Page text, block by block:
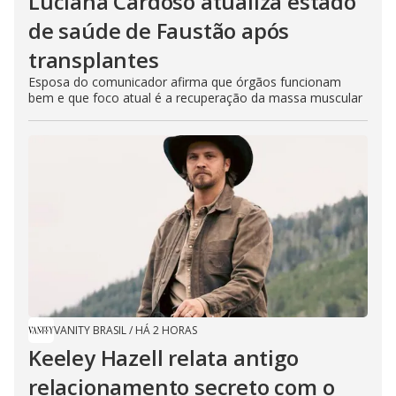
de saúde de Faustão após
transplantes
Esposa do comunicador afirma que órgãos funcionam
bem e que foco atual é a recuperação da massa muscular
VANITY BRASIL/ HÁ 2 HORAS
Keeley Hazell relata antigo
relacionamento secreto com o